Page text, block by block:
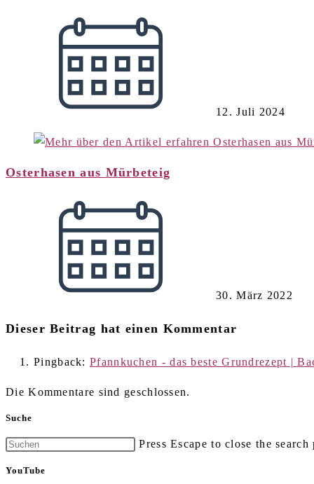
12. Juli 2024
Osterhasen aus Mürbeteig
30. März 2022
Dieser Beitrag hat einen Kommentar
Pingback:Pfannkuchen - das beste Grundrezept |
Die Kommentare sind geschlossen.
Suche
Press Escape to close the search
YouTube